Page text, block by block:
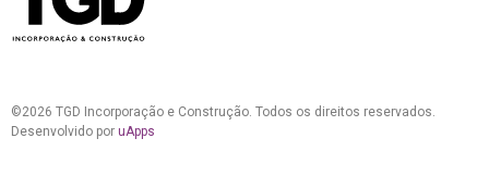
©2026 TGD Incorporação e Construção. Todos os direitos reservados.
Desenvolvido por uApps